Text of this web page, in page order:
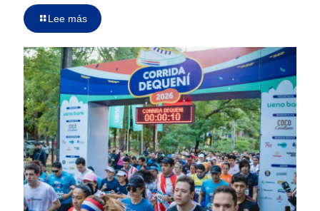
Lee más